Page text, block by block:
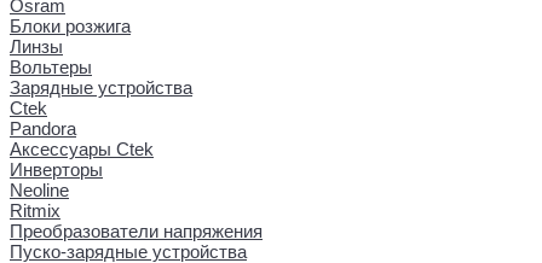
Osram
Блоки розжига
Линзы
Вольтеры
Зарядные устройства
Ctek
Pandora
Аксессуары Ctek
Инверторы
Neoline
Ritmix
Преобразователи напряжения
Пуско-зарядные устройства